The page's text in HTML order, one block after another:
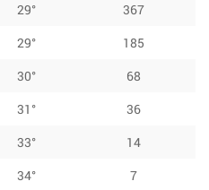
29°
367
29°
185
30°
68
31°
36
33°
14
34°
7